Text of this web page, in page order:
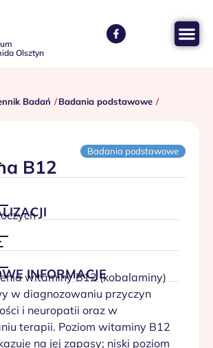
Olsztyn
Badań
Badania podstawowe
Badania podstawowe
B12
INFORMACJE
witaminy B12 (kobalaminy)
w diagnozowaniu przyczyn
i neuropatii oraz w
terapii. Poziom witaminy B12
na jej zapasy; niski poziom